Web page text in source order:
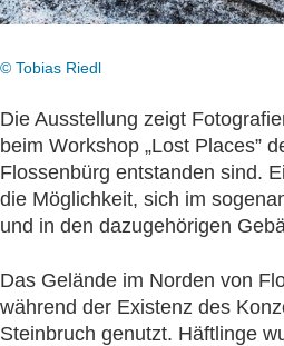
© Tobias Riedl
Die Ausstellung zeigt
beim Workshop „Lost Places”
Flossenbürg entstanden sind.
die Möglichkeit, sich im
und in den dazugehörigen
Das Gelände im Norden von
während der Existenz des
Steinbruch genutzt. Häftlinge